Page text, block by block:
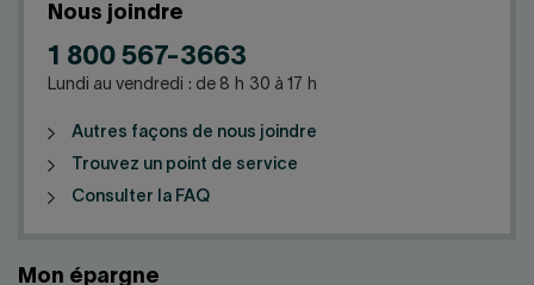
Nous joindre
1 800 567-3663
Lundi au vendredi : de 8 h 30 à 17 h
Autres façons de nous joindre
Trouvez un point de service
Consulter la FAQ
Mon épargne